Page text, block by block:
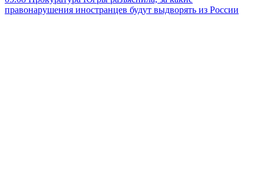
правонарушения иностранцев будут выдворять из России